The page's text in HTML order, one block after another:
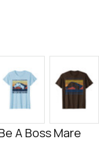
A Boss Mare